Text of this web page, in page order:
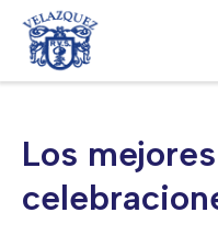
Saltar
contenido
Los